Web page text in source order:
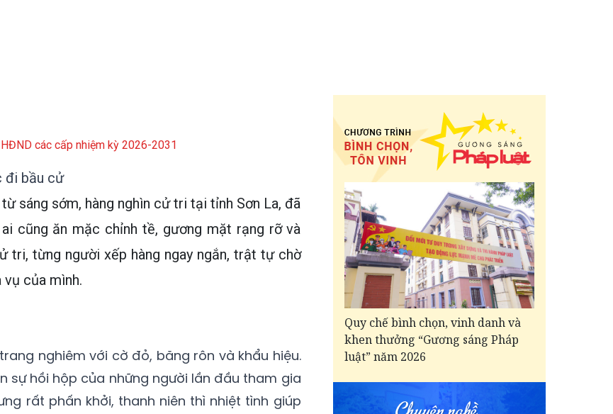
các cấp nhiệm kỳ 2026-2031
đi bầu cử
sáng sớm, hàng nghìn cử tri tại tỉnh Sơn La, đã
cũng ăn mặc chỉnh tề, gương mặt rạng rỡ và
tri, từng người xếp hàng ngay ngắn, trật tự chờ
của mình.
nghiêm với cờ đỏ, băng rôn và khẩu hiệu.
sự hồi hộp của những người lần đầu tham gia
rất phấn khởi, thanh niên thì nhiệt tình giúp
Quy chế bình chọn, vinh danh và
khen thưởng “Gương sáng Pháp
luật” năm 2026